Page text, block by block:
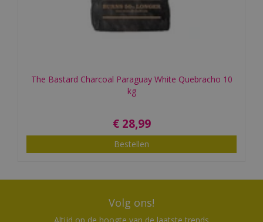
The Bastard Charcoal Paraguay White Quebracho 10
kg
€ 28,99
Bestellen
Volg ons!